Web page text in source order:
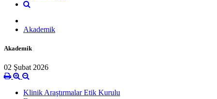
Akademik
Akademik
02 Şubat 2026
Klinik Araştırmalar Etik Kurulu